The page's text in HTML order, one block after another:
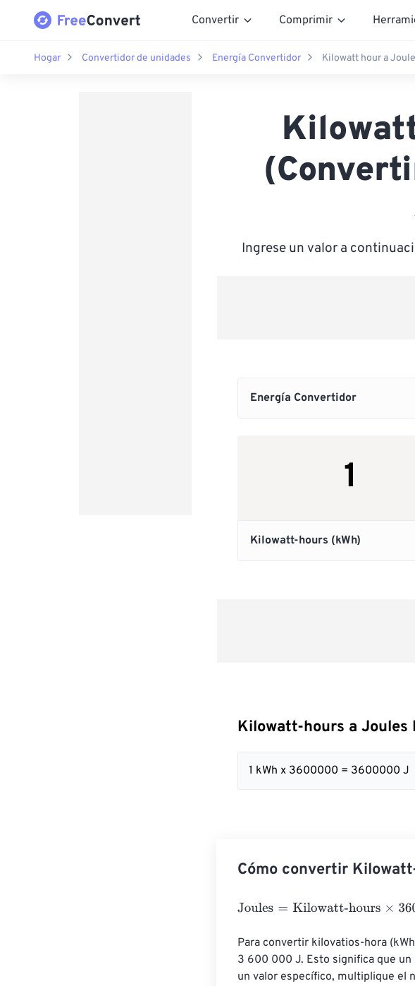
Convertir Comprimir
Hogar Convertidor de unidades Energía Convertidor Kilowatt hour a
Ingrese un valor a
Kilowatt-hours a Joules
1 kWh x 3600000 = 3600000 J
Cómo convertir
Joules= Kilowatt-hours×3600000
Para convertir kilovatios-hora
3 600 000 J. Esto significa que
un valor específico, multiplique el